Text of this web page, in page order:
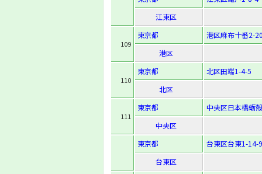
江東区
109
東京都
港区麻布十番2-
港区
110
東京都
北区田端1-4-5
北区
111
東京都
中央区日本橋蛎
中央区
東京都
台東区台東1-14-9
台東区